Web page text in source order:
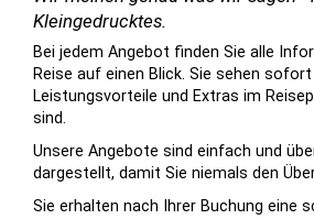
Kleingedrucktes.
Bei jedem Angebot finden Sie alle
Reise auf einen Blick. Sie sehen
Leistungsvorteile und Extras im
sind.
Unsere Angebote sind einfach und
dargestellt, damit Sie niemals den
Sie erhalten nach Ihrer Buchung eine